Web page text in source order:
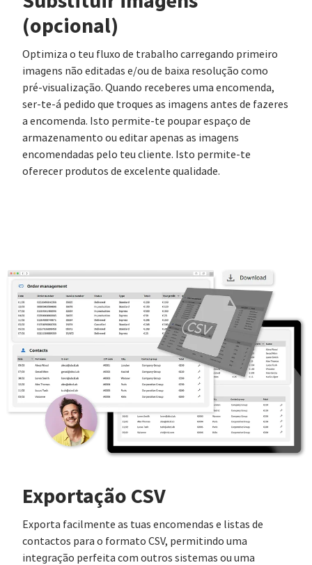
(opcional)
Optimiza o teu fluxo de trabalho carregando primeiro
imagens não editadas e/ou de baixa resolução como
pré-visualização. Quando receberes uma encomenda,
ser-te-á pedido que troques as imagens antes de fazeres
a encomenda. Isto permite-te poupar espaço de
armazenamento ou editar apenas as imagens
encomendadas pelo teu cliente. Isto permite-te
oferecer produtos de excelente qualidade.
Exportação CSV
Exporta facilmente as tuas encomendas e listas de
contactos para o formato CSV, permitindo uma
integração perfeita com outros sistemas ou uma